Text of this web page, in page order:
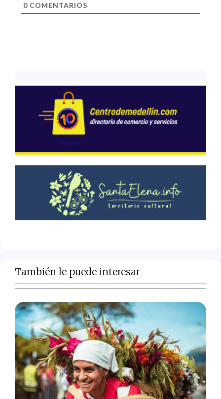
0COMENTARIOS
También le puede interesar